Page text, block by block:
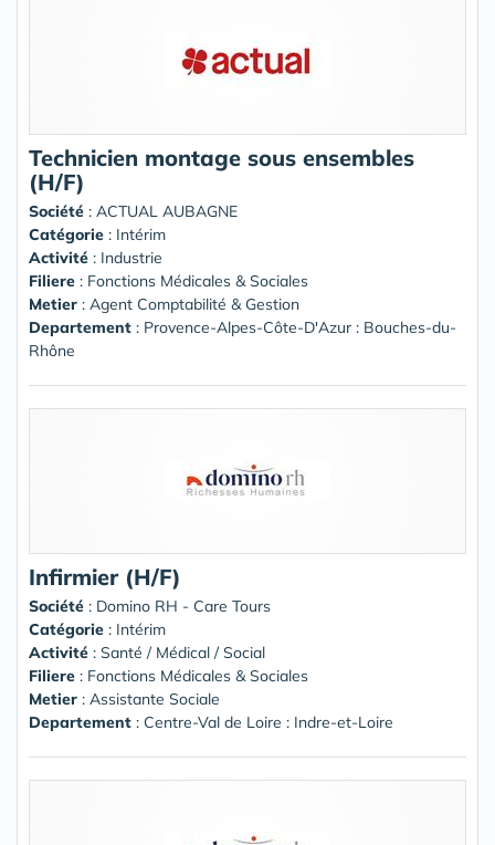
Technicien montage sous ensembles
(H/F)
Société : ACTUAL AUBAGNE
Catégorie : Intérim
Activité : Industrie
Filiere : Fonctions Médicales & Sociales
Metier : Agent Comptabilité & Gestion
Departement : Provence-Alpes-Côte-D'Azur : Bouches-du-
Rhône
Infirmier (H/F)
Société : Domino RH - Care Tours
Catégorie : Intérim
Activité : Santé / Médical / Social
Filiere : Fonctions Médicales & Sociales
Metier : Assistante Sociale
Departement : Centre-Val de Loire : Indre-et-Loire